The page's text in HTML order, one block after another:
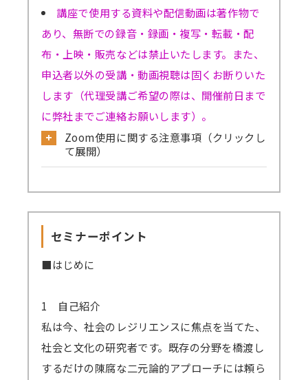
講座で使用する資料や配信動画は著作物で
あり、無断での録音・録画・複写・転載・配
布・上映・販売などは禁止いたします。また、
申込者以外の受講・動画視聴は固くお断りいた
します（代理受講ご希望の際は、開催前日まで
に弊社までご連絡お願いします）。
Zoom使用に関する注意事項（クリックし
て展開）
→Skype／Teams／LINEなど別のミーティン
グアプリが起動していると、Zoomで音声が聞
象が起きる可能性がございます。お手数です
が、これらのアプリは閉じた状態にてZoomに
ご参加ください。
→ 音声が聞こえない場合の対処例
セミナーポイント
■はじめに
1 自己紹介
私は今、社会のレジリエンスに焦点を当てた、
社会と文化の研究者です。既存の分野を橋渡し
するだけの陳腐な二元論的アプローチには頼ら